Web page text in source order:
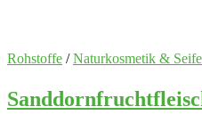
Rohstoffe /Naturkosmetik &